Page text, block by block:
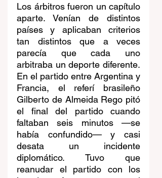
Los árbitros fueron un capítulo
aparte. Venían de distintos
países y aplicaban criterios
tan distintos que a veces
parecía que cada uno
arbitraba un deporte diferente.
En el partido entre Argentina y
Francia, el referí brasileño
Gilberto de Almeida Rego pitó
el final del partido cuando
faltaban seis minutos —se
había confundido— y casi
desata un incidente
diplomático. Tuvo que
reanudar el partido con los